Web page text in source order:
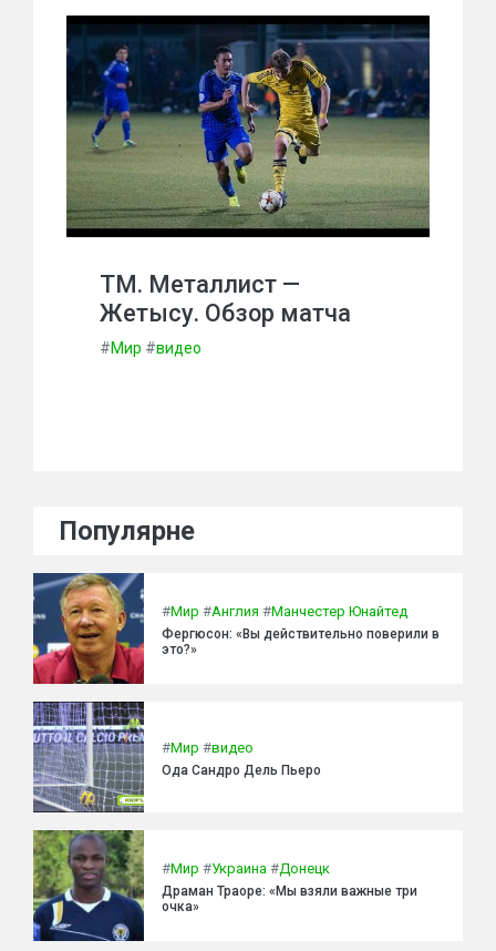
ТМ. Металлист —
Жетысу. Обзор матча
#Мир #видео
Популярне
#Мир #Англия #Манчестер Юнайтед
Фергюсон: «Вы действительно поверили в
это?»
#Мир #видео
Ода Сандро Дель Пьеро
#Мир #Украина #Донецк
Драман Траоре: «Мы взяли важные три
очка»